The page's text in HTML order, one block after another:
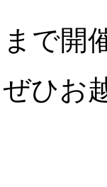
で開
ぜひお